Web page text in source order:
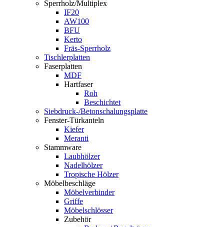
Sperrholz/Multiplex
IF20
AW100
BFU
Kerto
Fräs-Sperrholz
Tischlerplatten
Faserplatten
MDF
Hartfaser
Roh
Beschichtet
Siebdruck-/Betonschalungsplatte
Fenster-Türkanteln
Kiefer
Meranti
Stammware
Laubhölzer
Nadelhölzer
Tropische Hölzer
Möbelbeschläge
Möbelverbinder
Griffe
Möbelschlösser
Zubehör